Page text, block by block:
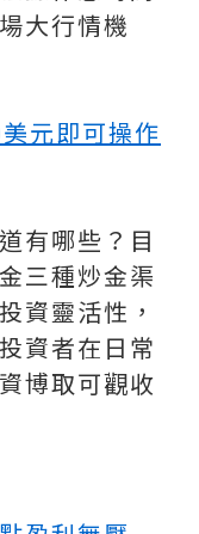
大行情機
元即可操作
有哪些？目
三種炒金渠
資靈活性，
資者在日常
博取可觀收